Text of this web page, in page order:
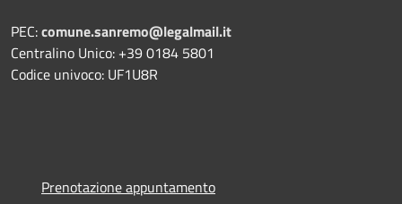
PEC:comune.sanremo@legalmail.it
Centralino Unico: +39 0184 5801
Codice univoco: UF1U8R
Prenotazione appuntamento